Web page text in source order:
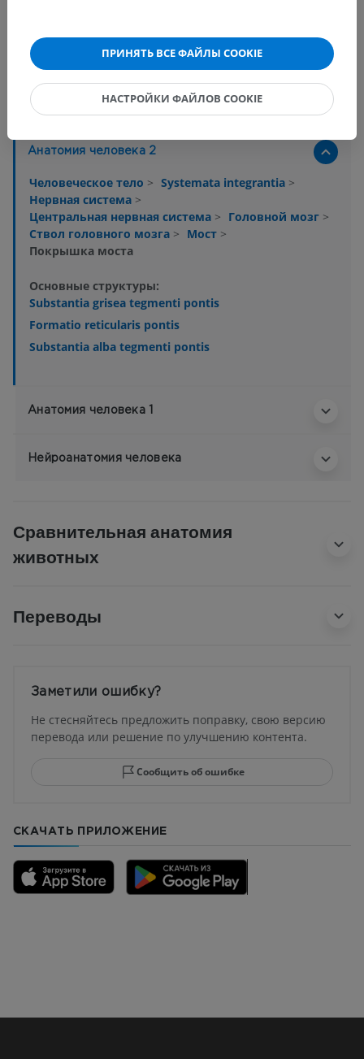
Анатомическая иерархия
Анатомия человека 2
Человеческое тело > Systemata integrantia >
Нервная система >
Центральная нервная система > Головной мозг >
Ствол головного мозга > Мост >
Покрышка моста
Основные структуры:
Substantia grisea tegmenti pontis
Formatio reticularis pontis
Substantia alba tegmenti pontis
Анатомия человека 1
Нейроанатомия человека
Сравнительная анатомия
животных
Переводы
Заметили ошибку?
Не стесняйтесь предложить поправку, свою версию
перевода или решение по улучшению контента.
Сообщить об ошибке
СКАЧАТЬ ПРИЛОЖЕНИЕ
ПРИНЯТЬ ВСЕ ФАЙЛЫ COOKIE
НАСТРОЙКИ ФАЙЛОВ COOKIE